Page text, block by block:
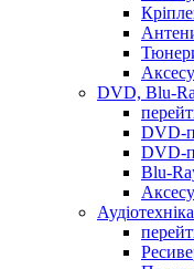
DVD, Blu-
DVD-
DVD-
Blu-
Аудіотехніка